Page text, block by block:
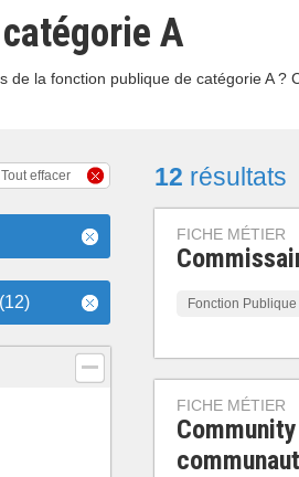
A
de la fonction publique de catégorie A
Tout effacer 12 résultats
FICHE MÉTIER
Fonction Publique
FICHE MÉTIER